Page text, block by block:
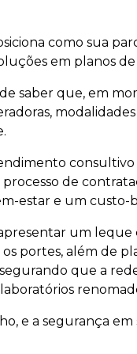
como sua
em planos
saber que, em
de
estar e um custo-
um
portes, além de
que a
e a segurança